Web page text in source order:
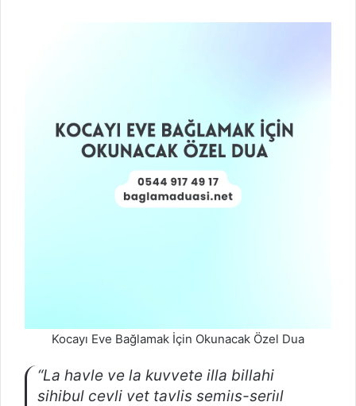
Kocayı Eve Bağlamak İçin Okunacak Özel Dua
“La havle ve la kuvvete illa billahi
sihibul cevli vet tavlis semiıs-seriıl